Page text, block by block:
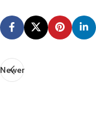
Newer